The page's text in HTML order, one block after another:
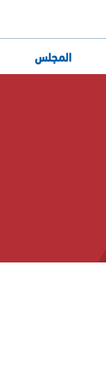
المجلس